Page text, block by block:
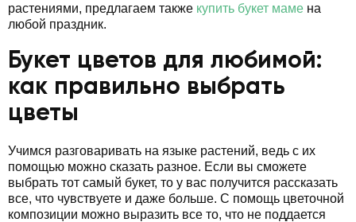
растениями, предлагаем также купить букет маме на
любой праздник.
Букет цветов для любимой:
как правильно выбрать
цветы
Учимся разговаривать на языке растений, ведь с их
помощью можно сказать разное. Если вы сможете
выбрать тот самый букет, то у вас получится рассказать
все, что чувствуете и даже больше. С помощь цветочной
композиции можно выразить все то, что не поддается